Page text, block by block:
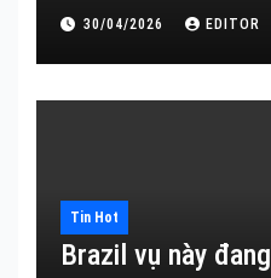
30/04/2026 EDITOR
Tin Hot
Brazil vụ này